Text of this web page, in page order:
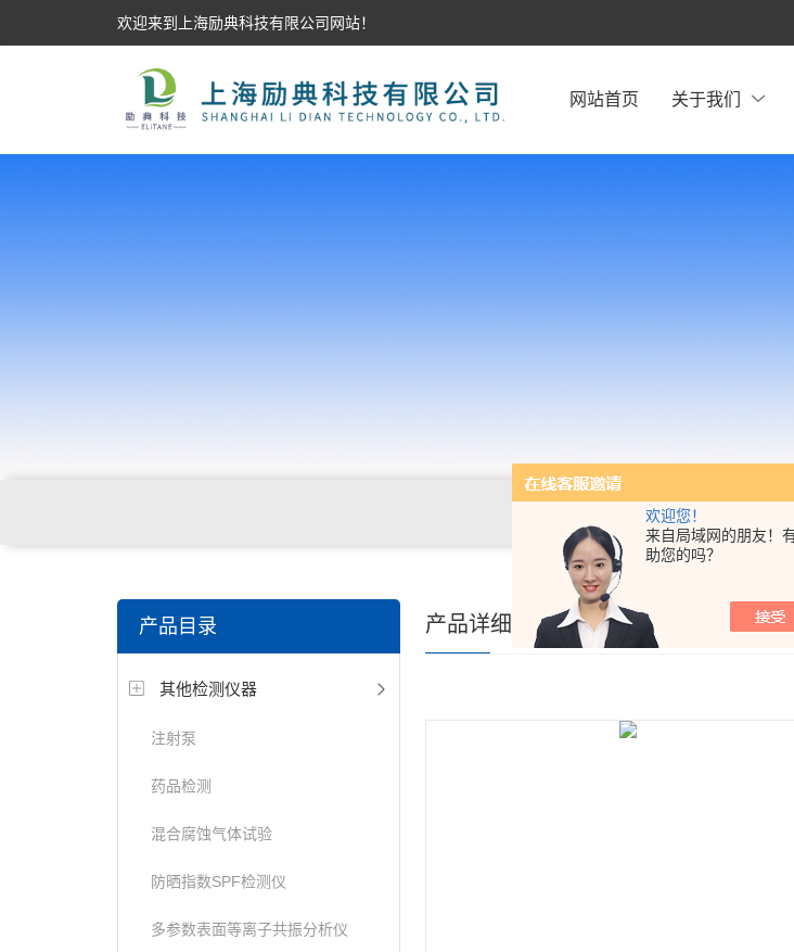
欢迎您！
来自局域网的朋友！
助您的吗？
欢迎来到上海励典科技有限公司网站！
网站首页 关于我们
角膜接触镜老化试验箱，角膜接触镜透过率测量仪，角膜接触镜接触角测量仪，角膜接
仪，角膜接触镜厚度测量仪，角膜接触镜折光仪，角膜接触镜光学分析仪等，人工晶状体压缩力测量
测试仪，人工晶状体疲劳试验仪等
产品目录
其他检测仪器
注射泵
药品检测
混合腐蚀气体试验
防晒指数SPF检测仪
多参数表面等离子共振分析仪
产品详细页